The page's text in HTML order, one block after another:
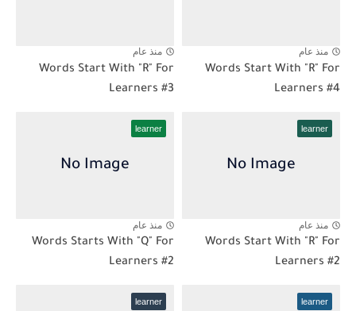
منذ عام
Words Start With "R" For
Learners #4
منذ عام
Words Start With "R" For
Learners #3
learner
منذ عام
Words Start With "R" For
Learners #2
learner
منذ عام
Words Starts With "Q" For
Learners #2
learner
learner